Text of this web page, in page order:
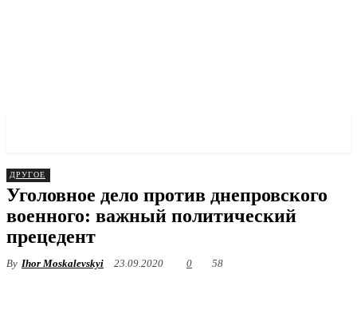
ДРУГОЕ
Уголовное дело против днепровского
военного: важный политический
прецедент
By Ihor Moskalevskyi 23.09.2020 0 58